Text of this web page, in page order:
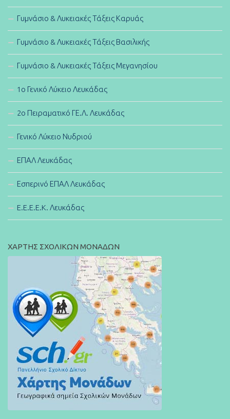
Γυμνάσιο & Λυκειακές Τάξεις Καρυάς
Γυμνάσιο & Λυκειακές Τάξεις Βασιλικής
Γυμνάσιο & Λυκειακές Τάξεις Μεγανησίου
1ο Γενικό Λύκειο Λευκάδας
2ο Πειραματικό ΓΕ.Λ. Λευκάδας
Γενικό Λύκειο Νυδριού
ΕΠΑΛ Λευκάδας
Εσπερινό ΕΠΑΛ Λευκάδας
E.E.E.E.K. Λευκάδας
ΧΑΡΤΗΣ ΣΧΟΛΙΚΩΝ ΜΟΝΑΔΩΝ